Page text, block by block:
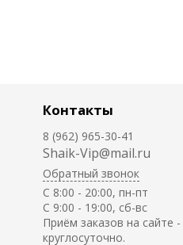
Контакты
8 (962) 965-30-41
Shaik-Vip@mail.ru
Обратный звонок
C 8:00 - 20:00, пн-пт
С 9:00 - 19:00, сб-вс
Приём заказов на сайте -
круглосуточно.